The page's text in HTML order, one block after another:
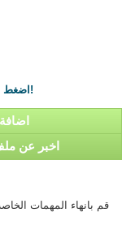
اضغط هنا للعب!
اخبر عن